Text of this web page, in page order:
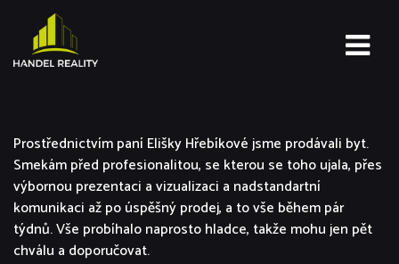
Prostřednictvím paní Elišky Hřebíkové jsme prodávali byt.
Smekám před profesionalitou, se kterou se toho ujala, přes
výbornou prezentaci a vizualizaci a nadstandartní
komunikaci až po úspěšný prodej, a to vše během pár
týdnů. Vše probíhalo naprosto hladce, takže mohu jen pět
chválu a doporučovat.